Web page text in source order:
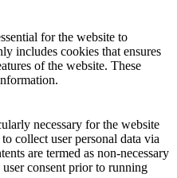
for the website to
includes cookies that ensures
of the website. These
necessary for the website
collect user personal data via
are termed as non-necessary
consent prior to running